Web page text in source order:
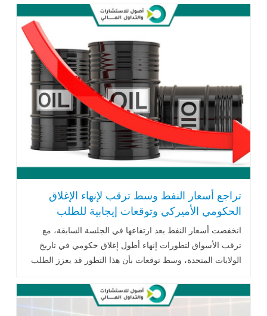
تراجع أسعار النفط وسط ترقب لإنهاء الإغلاق
الحكومي الأميركي وتوقعات إيجابية للطلب
العالمي
انخفضت أسعار النفط بعد ارتفاعها في الجلسة السابقة، مع
ترقب الأسواق لتطورات إنهاء أطول إغلاق حكومي في تاريخ
الولايات المتحدة، وسط توقعات بأن هذا التطور قد يعزز الطلب